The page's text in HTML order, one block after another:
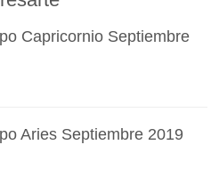
Capricornio Septiembre
Aries Septiembre 2019